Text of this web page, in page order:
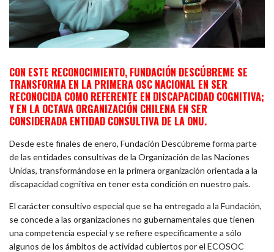
CON ESTE RECONOCIMIENTO, FUNDACIÓN DESCÚBREME SE
TRANSFORMA EN LA PRIMERA OSC NACIONAL EN SER
RECONOCIDA COMO REFERENTE EN DISCAPACIDAD COGNITIVA;
Y EN LA OCTAVA ORGANIZACIÓN CHILENA EN SER
CONSIDERADA ENTIDAD CONSULTIVA DE LA ONU.
Desde este finales de enero, Fundación Descúbreme forma parte
de las entidades consultivas de la Organización de las Naciones
Unidas, transformándose en la primera organización orientada a la
discapacidad cognitiva en tener esta condición en nuestro país.
El carácter consultivo especial que se ha entregado a la Fundación,
se concede a las organizaciones no gubernamentales que tienen
una competencia especial y se refiere específicamente a sólo
algunos de los ámbitos de actividad cubiertos por el ECOSOC